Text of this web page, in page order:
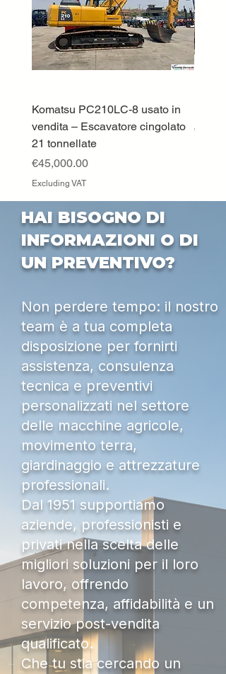
Komatsu PC210LC-8 usato in
vendita – Escavatore cingolato
21 tonnellate
Price
€45,000.00
Excluding VAT
Price
HAI BISOGNO DI
INFORMAZIONI O DI
UN PREVENTIVO?
Non perdere tempo: il nostro
team è a tua completa
disposizione per fornirti
assistenza, consulenza
tecnica e preventivi
personalizzati nel settore
delle macchine agricole,
movimento terra,
giardinaggio e attrezzature
professionali.
Dal 1951 supportiamo
aziende, professionisti e
privati nella scelta delle
migliori soluzioni per il loro
lavoro, offrendo
competenza, affidabilità e un
servizio post-vendita
qualificato.
Che tu stia cercando un